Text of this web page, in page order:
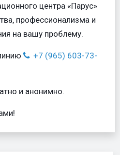
центра «Парус»
профессионализма и
на вашу проблему.
+7 (965) 603-73-
и анонимно.